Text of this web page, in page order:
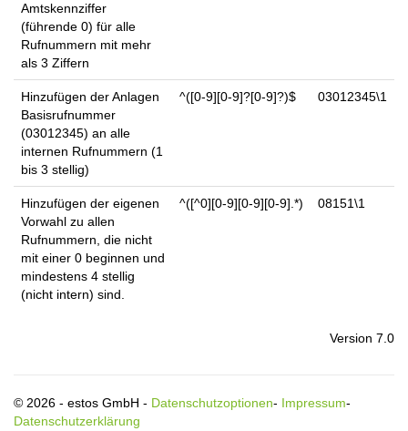
Amtskennziffer
(führende 0) für alle
Rufnummern mit mehr
als 3 Ziffern
Hinzufügen der Anlagen
Basisrufnummer
(03012345) an alle
internen Rufnummern (1
bis 3 stellig)
^([0-9][0-9]?[0-9]?)$ 03012345\1
Hinzufügen der eigenen
Vorwahl zu allen
Rufnummern, die nicht
mit einer 0 beginnen und
mindestens 4 stellig
(nicht intern) sind.
^([^0][0-9][0-9][0-9].*) 08151\1
Version 7.0
© 2026 - estos GmbH - Datenschutzoptionen- Impressum-
Datenschutzerklärung